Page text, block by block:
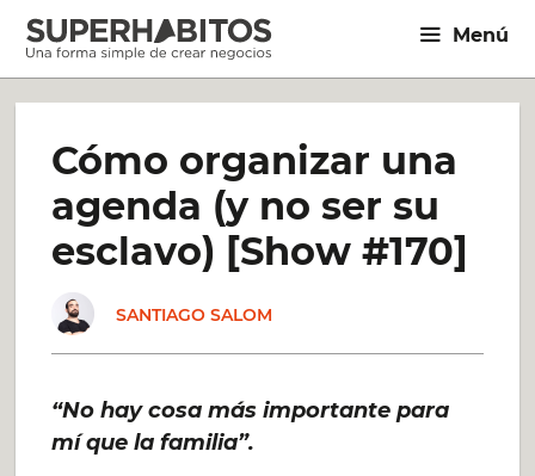
Saltar
contenido
Menú
Cómo organizar una
agenda (y no ser su
esclavo) [Show #170]
SANTIAGO SALOM
“No hay cosa más importante para
mí que la familia”.